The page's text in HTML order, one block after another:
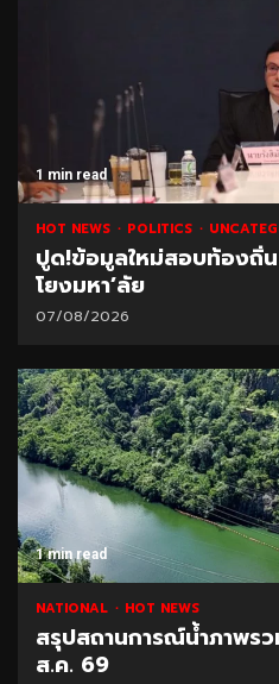
1 min read
HOT NEWS POLITICS
ปูด!ข้อมูลใหม่สอบท้องถิ่
โยงมหา’ลัย
07/08/2026
1 min read
NATIONAL HOT NEWS
สรุปสถานการณ์น้ำภาพร
ส.ค. 69